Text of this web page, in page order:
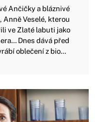
Ančičky a bláznivé
Anně Veselé, kterou
ve Zlaté labuti jako
Dnes dává před
oblečení z bio...